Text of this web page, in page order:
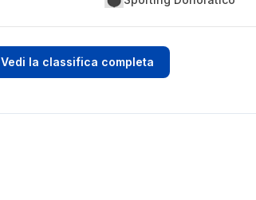
Vedi la classifica completa